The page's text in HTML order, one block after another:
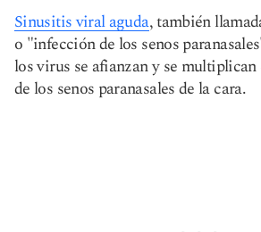
Sinusitis viral aguda, también
o "infección de los senos
los virus se afianzan y se multiplican
de los senos paranasales de la cara.